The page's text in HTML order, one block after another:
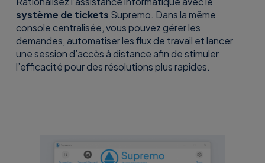
système de tickets Supremo. Dans la même
console centralisée, vous pouvez gérer les
demandes, automatiser les flux de travail et lancer
une session d’accès à distance afin de stimuler
l’efficacité pour des résolutions plus rapides.